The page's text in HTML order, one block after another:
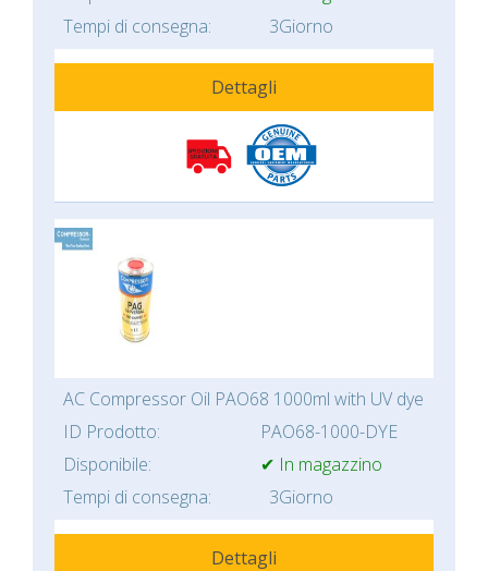
Tempi di consegna:
3Giorno
Dettagli
AC Compressor Oil PAO68 1000ml with UV dye
ID Prodotto:
PAO68-1000-DYE
Disponibile:
✔ In magazzino
Tempi di consegna:
3Giorno
Dettagli